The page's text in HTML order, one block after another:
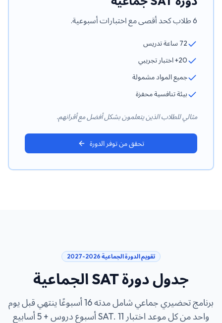
6 طلاب كحد أقصى مع اختبارات أسبوعية.
72 ساعة تدريس
20+ اختبار تجريبي
جميع المواد مشمولة
بيئة تنافسية محفزة
مثالي للطلاب الذين يتعلمون بشكل أفضل مع أقرانهم.
تحقق من توفر الدورة
تقويم الدورة الجماعية 2026-2027
جدول دورة SAT الجماعية
برنامج تحضيري جماعي شامل مدته 16 أسبوعًا ينتهي قبل يوم
واحد من كل موعد اختبار SAT. 11 أسبوع دروس + 5 أسابيع